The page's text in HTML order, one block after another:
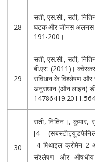
28
सती, एस.सी., सती,
घटक और जीनस अलनस
191-200।
29
सती, एस.सी., सती,
बी.एस. (2011)। क्वेरकस
संविधान के विश्लेषण और
अनुसंधान (ऑन लाइन)
30
सती, नितिन।,
[4-
-4-मिथाइल-क्रोमेन-2-
संश्लेषण और औषधीय